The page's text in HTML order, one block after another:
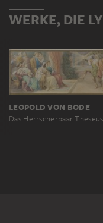
WERKE, DIE
LEOPOLD VON BODE